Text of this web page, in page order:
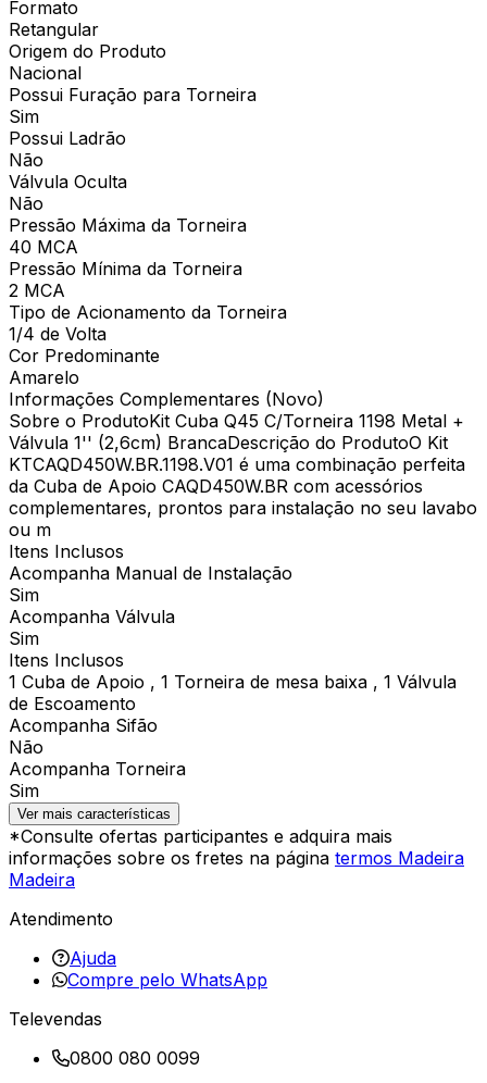
Formato
Retangular
Origem do Produto
Nacional
Possui Furação para Torneira
Sim
Possui Ladrão
Não
Válvula Oculta
Não
Pressão Máxima da Torneira
40 MCA
Pressão Mínima da Torneira
2 MCA
Tipo de Acionamento da Torneira
1/4 de Volta
Cor Predominante
Amarelo
Informações Complementares (Novo)
Sobre o ProdutoKit Cuba Q45 C/Torneira 1198 Metal +
Válvula 1'' (2,6cm) BrancaDescrição do ProdutoO Kit
KTCAQD450W.BR.1198.V01 é uma combinação perfeita
da Cuba de Apoio CAQD450W.BR com acessórios
complementares, prontos para instalação no seu lavabo
ou m
Itens Inclusos
Acompanha Manual de Instalação
Sim
Acompanha Válvula
Sim
Itens Inclusos
1 Cuba de Apoio , 1 Torneira de mesa baixa , 1 Válvula
de Escoamento
Acompanha Sifão
Não
Acompanha Torneira
Sim
Ver mais características
*Consulte ofertas participantes e adquira mais
informações sobre os fretes na página termos Madeira
Madeira
Atendimento
Ajuda
Compre pelo WhatsApp
Televendas
0800 080 0099